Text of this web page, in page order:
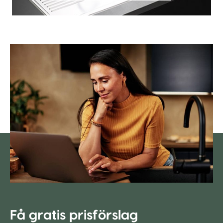
Få gratis prisförslag